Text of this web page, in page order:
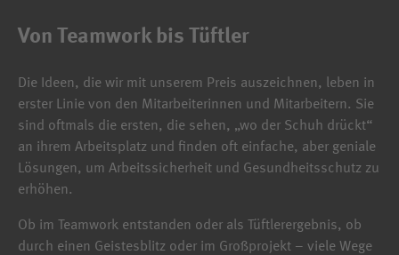
powered by
Usercentrics Consent
Management Platform
Von Teamwork bis Tüftler
Die Ideen, die wir mit unserem Preis auszeichnen, leben in
erster Linie von den Mitarbeiterinnen und Mitarbeitern. Sie
sind oftmals die ersten, die sehen, „wo der Schuh drückt“
an ihrem Arbeitsplatz und finden oft einfache, aber geniale
Lösungen, um Arbeitssicherheit und Gesundheitsschutz zu
erhöhen.
Ob im Teamwork entstanden oder als Tüftlerergebnis, ob
durch einen Geistesblitz oder im Großprojekt – viele Wege